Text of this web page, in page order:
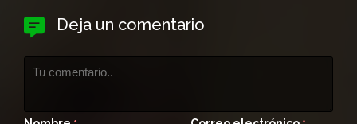
Deja un comentario